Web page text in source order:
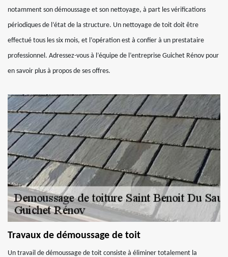
notamment son démoussage et son nettoyage, à part les vérifications
périodiques de l’état de la structure. Un nettoyage de toit doit être
effectué tous les six mois, et l’opération est à confier à un prestataire
professionnel. Adressez-vous à l’équipe de l’entreprise Guichet Rénov pour
en savoir plus à propos de ses offres.
Travaux de démoussage de toit
Un travail de démoussage de toit consiste à éliminer totalement la